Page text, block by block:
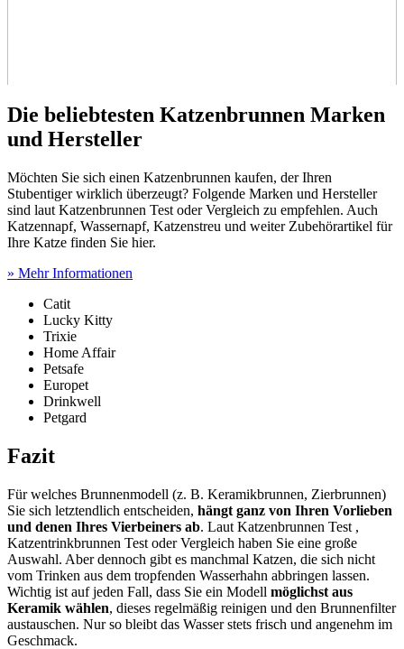
Die beliebtesten Katzenbrunnen Marken
und Hersteller
Möchten Sie sich einen Katzenbrunnen kaufen, der Ihren
Stubentiger wirklich überzeugt? Folgende Marken und Hersteller
sind laut Katzenbrunnen Test oder Vergleich zu empfehlen. Auch
Katzennapf, Wassernapf, Katzenstreu und weiter Zubehörartikel für
Ihre Katze finden Sie hier.
» Mehr Informationen
Catit
Lucky Kitty
Trixie
Home Affair
Petsafe
Europet
Drinkwell
Petgard
Fazit
Für welches Brunnenmodell (z. B. Keramikbrunnen, Zierbrunnen)
Sie sich letztendlich entscheiden, hängt ganz von Ihren Vorlieben
und denen Ihres Vierbeiners ab. Laut Katzenbrunnen Test ,
Katzentrinkbrunnen Test oder Vergleich haben Sie eine große
Auswahl. Aber dennoch gibt es manchmal Katzen, die sich nicht
vom Trinken aus dem tropfenden Wasserhahn abbringen lassen.
Wichtig ist auf jeden Fall, dass Sie ein Modell möglichst aus
Keramik wählen, dieses regelmäßig reinigen und den Brunnenfilter
austauschen. Nur so bleibt das Wasser stets frisch und angenehm im
Geschmack.